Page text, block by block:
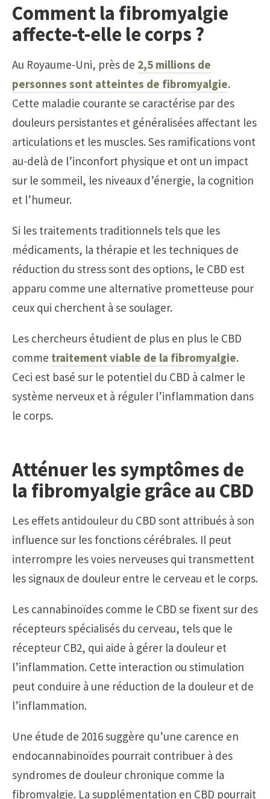
Comment la fibromyalgie
affecte-t-elle le corps ?
Au Royaume-Uni, près de 2,5 millions de
personnes sont atteintes de fibromyalgie.
Cette maladie courante se caractérise par des
douleurs persistantes et généralisées affectant les
articulations et les muscles. Ses ramifications vont
au-delà de l’inconfort physique et ont un impact
sur le sommeil, les niveaux d’énergie, la cognition
et l’humeur.
Si les traitements traditionnels tels que les
médicaments, la thérapie et les techniques de
réduction du stress sont des options, le CBD est
apparu comme une alternative prometteuse pour
ceux qui cherchent à se soulager.
Les chercheurs étudient de plus en plus le CBD
comme traitement viable de la fibromyalgie.
Ceci est basé sur le potentiel du CBD à calmer le
système nerveux et à réguler l’inflammation dans
le corps.
Atténuer les symptômes de
la fibromyalgie grâce au CBD
Les effets antidouleur du CBD sont attribués à son
influence sur les fonctions cérébrales. Il peut
interrompre les voies nerveuses qui transmettent
les signaux de douleur entre le cerveau et le corps.
Les cannabinoïdes comme le CBD se fixent sur des
récepteurs spécialisés du cerveau, tels que le
récepteur CB2, qui aide à gérer la douleur et
l’inflammation. Cette interaction ou stimulation
peut conduire à une réduction de la douleur et de
l’inflammation.
Une étude de 2016 suggère qu’une carence en
endocannabinoïdes pourrait contribuer à des
syndromes de douleur chronique comme la
fibromyalgie. La supplémentation en CBD pourrait